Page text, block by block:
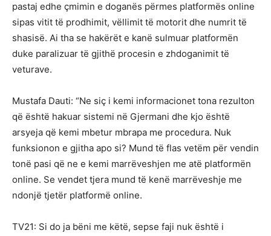
pastaj edhe çmimin e doganës përmes platformës online
sipas vitit të prodhimit, vëllimit të motorit dhe numrit të
shasisë. Ai tha se hakërët e kanë sulmuar platformën
duke paralizuar të gjithë procesin e zhdoganimit të
veturave.
Mustafa Dauti: “Ne siç i kemi informacionet tona rezulton
që është hakuar sistemi në Gjermani dhe kjo është
arsyeja që kemi mbetur mbrapa me procedura. Nuk
funksionon e gjitha apo si? Mund të flas vetëm për vendin
tonë pasi që ne e kemi marrëveshjen me atë platformën
online. Se vendet tjera mund të kenë marrëveshje me
ndonjë tjetër platformë online.
TV21: Si do ja bëni me këtë, sepse faji nuk është i